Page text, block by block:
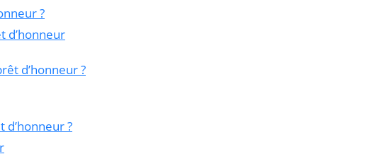
?
d’honneur
d’honneur ?
?